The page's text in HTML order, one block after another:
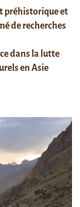
préhistorique et
de recherches
dans la lutte
en Asie